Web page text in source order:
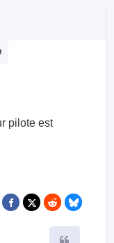
pilote est